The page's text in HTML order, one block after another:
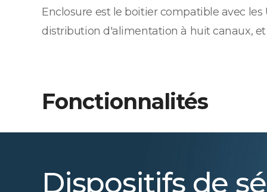
Enclosure est le boitier compatible avec
distribution d'alimentation à huit canaux,
Fonctionnalités
Dispositifs de